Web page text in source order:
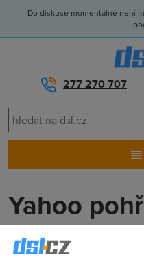
Do diskuse momentálně není
277 270 707
Yahoo
Geocities